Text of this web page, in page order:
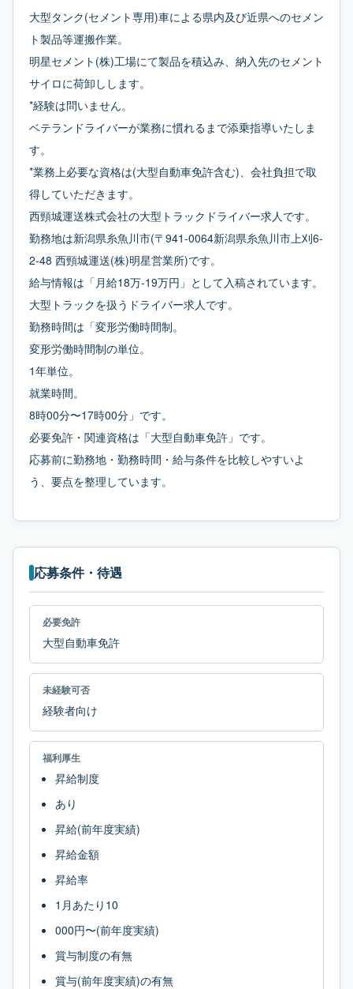
大型タンク(セメント専用)車による県内及び近県へのセメン
ト製品等運搬作業。
明星セメント(株)工場にて製品を積込み、納入先のセメント
サイロに荷卸しします。
*経験は問いません。
ベテランドライバーが業務に慣れるまで添乗指導いたしま
す。
*業務上必要な資格は(大型自動車免許含む)、会社負担で取
得していただきます。
西頸城運送株式会社の大型トラックドライバー求人です。
勤務地は新潟県糸魚川市(〒941-0064新潟県糸魚川市上刈6-
2-48 西頸城運送(株)明星営業所)です。
給与情報は「月給18万-19万円」として入稿されています。
大型トラックを扱うドライバー求人です。
勤務時間は「変形労働時間制。
変形労働時間制の単位。
1年単位。
就業時間。
8時00分〜17時00分」です。
必要免許・関連資格は「大型自動車免許」です。
応募前に勤務地・勤務時間・給与条件を比較しやすいよ
う、要点を整理しています。
応募条件・待遇
必要免許
大型自動車免許
未経験可否
経験者向け
福利厚生
昇給制度
あり
昇給(前年度実績)
昇給金額
昇給率
1月あたり10
000円〜(前年度実績)
賞与制度の有無
賞与(前年度実績)の有無